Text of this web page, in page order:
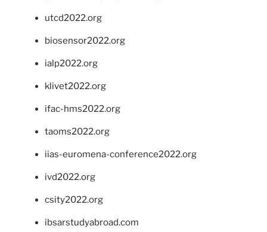
utcd2022.org
biosensor2022.org
ialp2022.org
klivet2022.org
ifac-hms2022.org
taoms2022.org
iias-euromena-conference2022.org
ivd2022.org
csity2022.org
ibsarstudyabroad.com